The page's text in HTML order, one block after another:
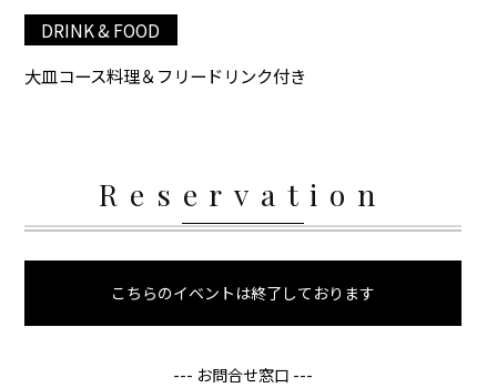
DRINK & FOOD
大皿コース料理＆フリードリンク付き
Reservation
こちらのイベントは終了しております
--- お問合せ窓口 ---